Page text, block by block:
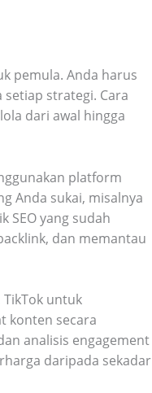
pemula. Anda harus
strategi. Cara
dari awal hingga
platform
Anda sukai, misalnya
SEO yang sudah
dan memantau
untuk
konten secara
analisis engagement
daripada sekadar